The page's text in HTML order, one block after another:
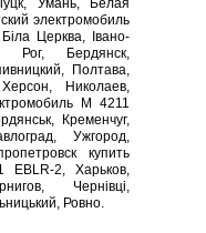
Умань, Белая
электромобиль
Церква, Івано-
Рог, Бердянск,
Полтава,
Николаев,
M 4211
Кременчуг,
Ужгород,
купить
EBLR-2, Харьков,
Чернівці,
Ровно.